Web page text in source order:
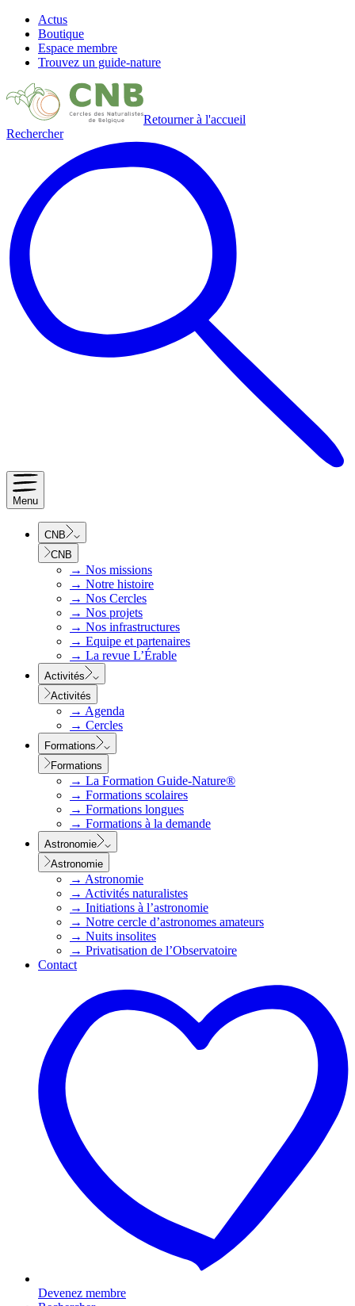
Actus
Boutique
Espace membre
Trouvez un guide-nature
Retourner à l'accueil
Rechercher
Menu
CNB
CNB
→ Nos missions
→ Notre histoire
→ Nos Cercles
→ Nos projets
→ Nos infrastructures
→ Equipe et partenaires
→ La revue L’Érable
Activités
Activités
→ Agenda
→ Cercles
Formations
Formations
→ La Formation Guide-Nature®
→ Formations scolaires
→ Formations longues
→ Formations à la demande
Astronomie
Astronomie
→ Astronomie
→ Activités naturalistes
→ Initiations à l’astronomie
→ Notre cercle d’astronomes amateurs
→ Nuits insolites
→ Privatisation de l’Observatoire
Contact
Devenez membre